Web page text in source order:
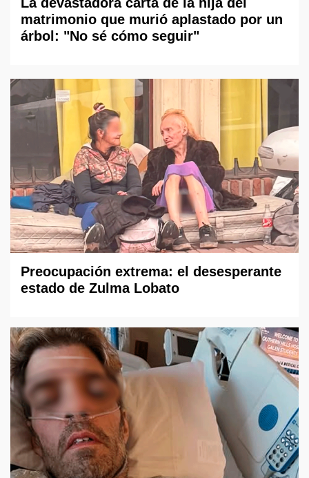
matrimonio que murió aplastado por un
árbol: "No sé cómo seguir"
Preocupación extrema: el desesperante
estado de Zulma Lobato